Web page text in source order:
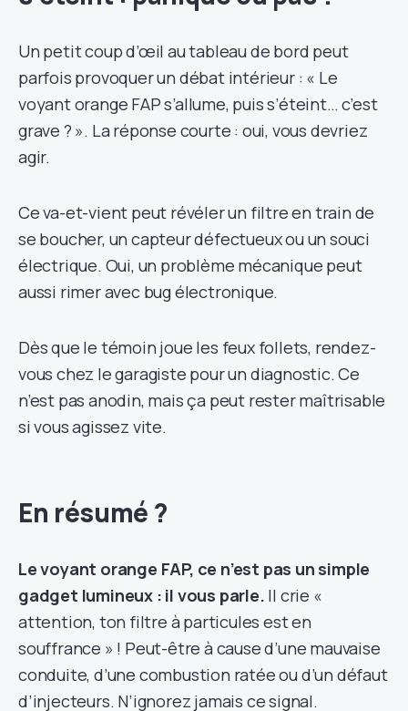
Un petit coup d’œil au tableau de bord peut
parfois provoquer un débat intérieur : « Le
voyant orange FAP s’allume, puis s’éteint… c’est
grave ? ». La réponse courte : oui, vous devriez
agir.
Ce va-et-vient peut révéler un filtre en train de
se boucher, un capteur défectueux ou un souci
électrique. Oui, un problème mécanique peut
aussi rimer avec bug électronique.
Dès que le témoin joue les feux follets, rendez-
vous chez le garagiste pour un diagnostic. Ce
n’est pas anodin, mais ça peut rester maîtrisable
si vous agissez vite.
En résumé ?
Le voyant orange FAP, ce n’est pas un simple
gadget lumineux : il vous parle. Il crie «
attention, ton filtre à particules est en
souffrance » ! Peut-être à cause d’une mauvaise
conduite, d’une combustion ratée ou d’un défaut
d’injecteurs. N’ignorez jamais ce signal.